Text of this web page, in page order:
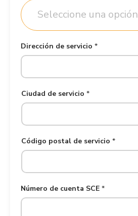
r
i
t
Seleccione una opción
Dirección de servicio *
Ciudad de servicio *
Código postal de servicio *
Número de cuenta SCE *